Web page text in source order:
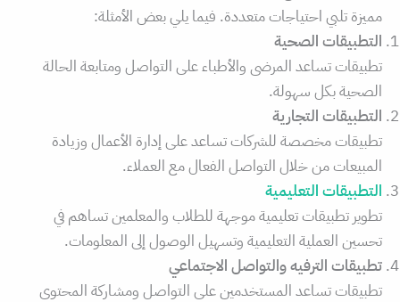
مميزة تلبي احتياجات متعددة. فيما يلي بعض الأمثلة:
التطبيقات الصحية
تطبيقات تساعد المرضى والأطباء على التواصل ومتابعة الحالة
الصحية بكل سهولة.
التطبيقات التجارية
تطبيقات مخصصة للشركات تساعد على إدارة الأعمال وزيادة
المبيعات من خلال التواصل الفعال مع العملاء.
التطبيقات التعليمية
تطوير تطبيقات تعليمية موجهة للطلاب والمعلمين تساهم في
تحسين العملية التعليمية وتسهيل الوصول إلى المعلومات.
تطبيقات الترفيه والتواصل الاجتماعي
تطبيقات تساعد المستخدمين على التواصل ومشاركة المحتوى